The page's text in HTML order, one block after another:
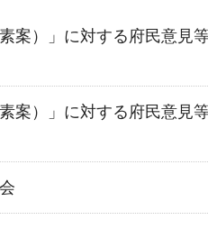
案）」に対する府民意見
案）」に対する府民意見